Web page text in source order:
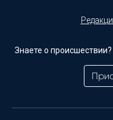
Знаете о